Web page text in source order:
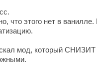
что этого нет в
мод, который СНИЗИТ